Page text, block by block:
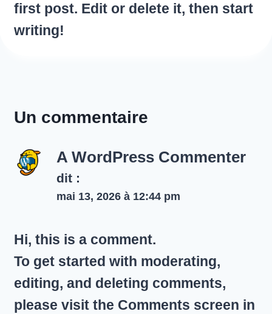
first post. Edit or delete it, then start
writing!
Un commentaire
A WordPress Commenter
dit :
mai 13, 2026 à 12:44 pm
Hi, this is a comment.
To get started with moderating,
editing, and deleting comments,
please visit the Comments screen in